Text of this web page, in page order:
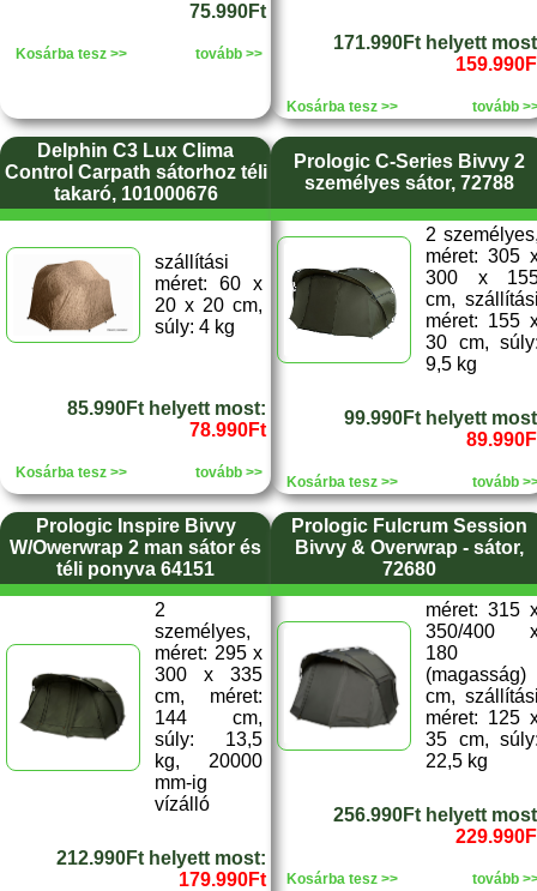
75.990Ft
Kosárba tesz >> tovább >>
171.990Ft helyett
Kosárba tesz >> tovább
Delphin C3 Lux Clima
Control Carpath sátorhoz téli
takaró, 101000676
szállítási
méret: 60 x
20 x 20 cm,
súly: 4 kg
85.990Ft helyett most:
78.990Ft
Kosárba tesz >> tovább >>
Prologic C-Series Bivvy 2
személyes sátor, 72788
2
méret: 305
300 x
cm,
méret: 155
30 cm,
9,5 kg
99.990Ft helyett
Kosárba tesz >> tovább
Prologic Inspire Bivvy
W/Owerwrap 2 man sátor és
téli ponyva 64151
2
személyes,
méret: 295 x
300 x 335
cm, méret:
144 cm,
súly: 13,5
kg, 20000
mm-ig
vízálló
212.990Ft helyett most:
179.990Ft
Prologic Fulcrum Session
Bivvy & Overwrap - sátor,
72680
méret: 315
350/400
180
(magasság)
cm,
méret: 125
35 cm,
22,5 kg
256.990Ft helyett
Kosárba tesz >> tovább